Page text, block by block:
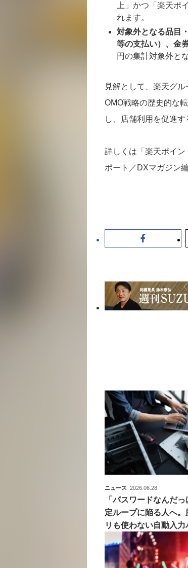
上」かつ「楽天ポ
れます。
対象外となる品目
等の支払い）、金
円の集計対象外と
見解として、楽天グ
OMO戦略の歴史的な
し、店舗利用を促進す
詳しくは「楽天ポイ
ポート／DXマガジン
ニュース 2026.06.28
「パスワードなんだ
定ループに陥る人へ。
リも使わない自動入力